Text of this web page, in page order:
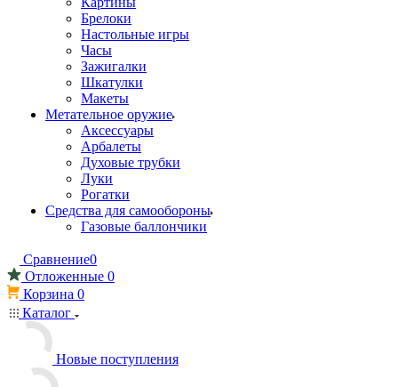
Брелоки
Настольные игры
Часы
Зажигалки
Шкатулки
Макеты
Метательное оружие
Аксессуары
Арбалеты
Духовые трубки
Луки
Рогатки
Средства для самообороны
Газовые баллончики
Сравнение0
Отложенные 0
Корзина 0
Каталог
Новые поступления